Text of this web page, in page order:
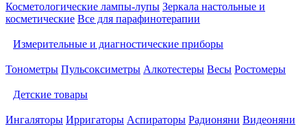
Косметологические лампы-лупы Зеркала настольные и
косметические Все для парафинотерапии
Измерительные и диагностические приборы
Тонометры Пульсоксиметры Алкотестеры Весы Ростомеры
Детские товары
Ингаляторы Ирригаторы Аспираторы Радионяни Видеоняни